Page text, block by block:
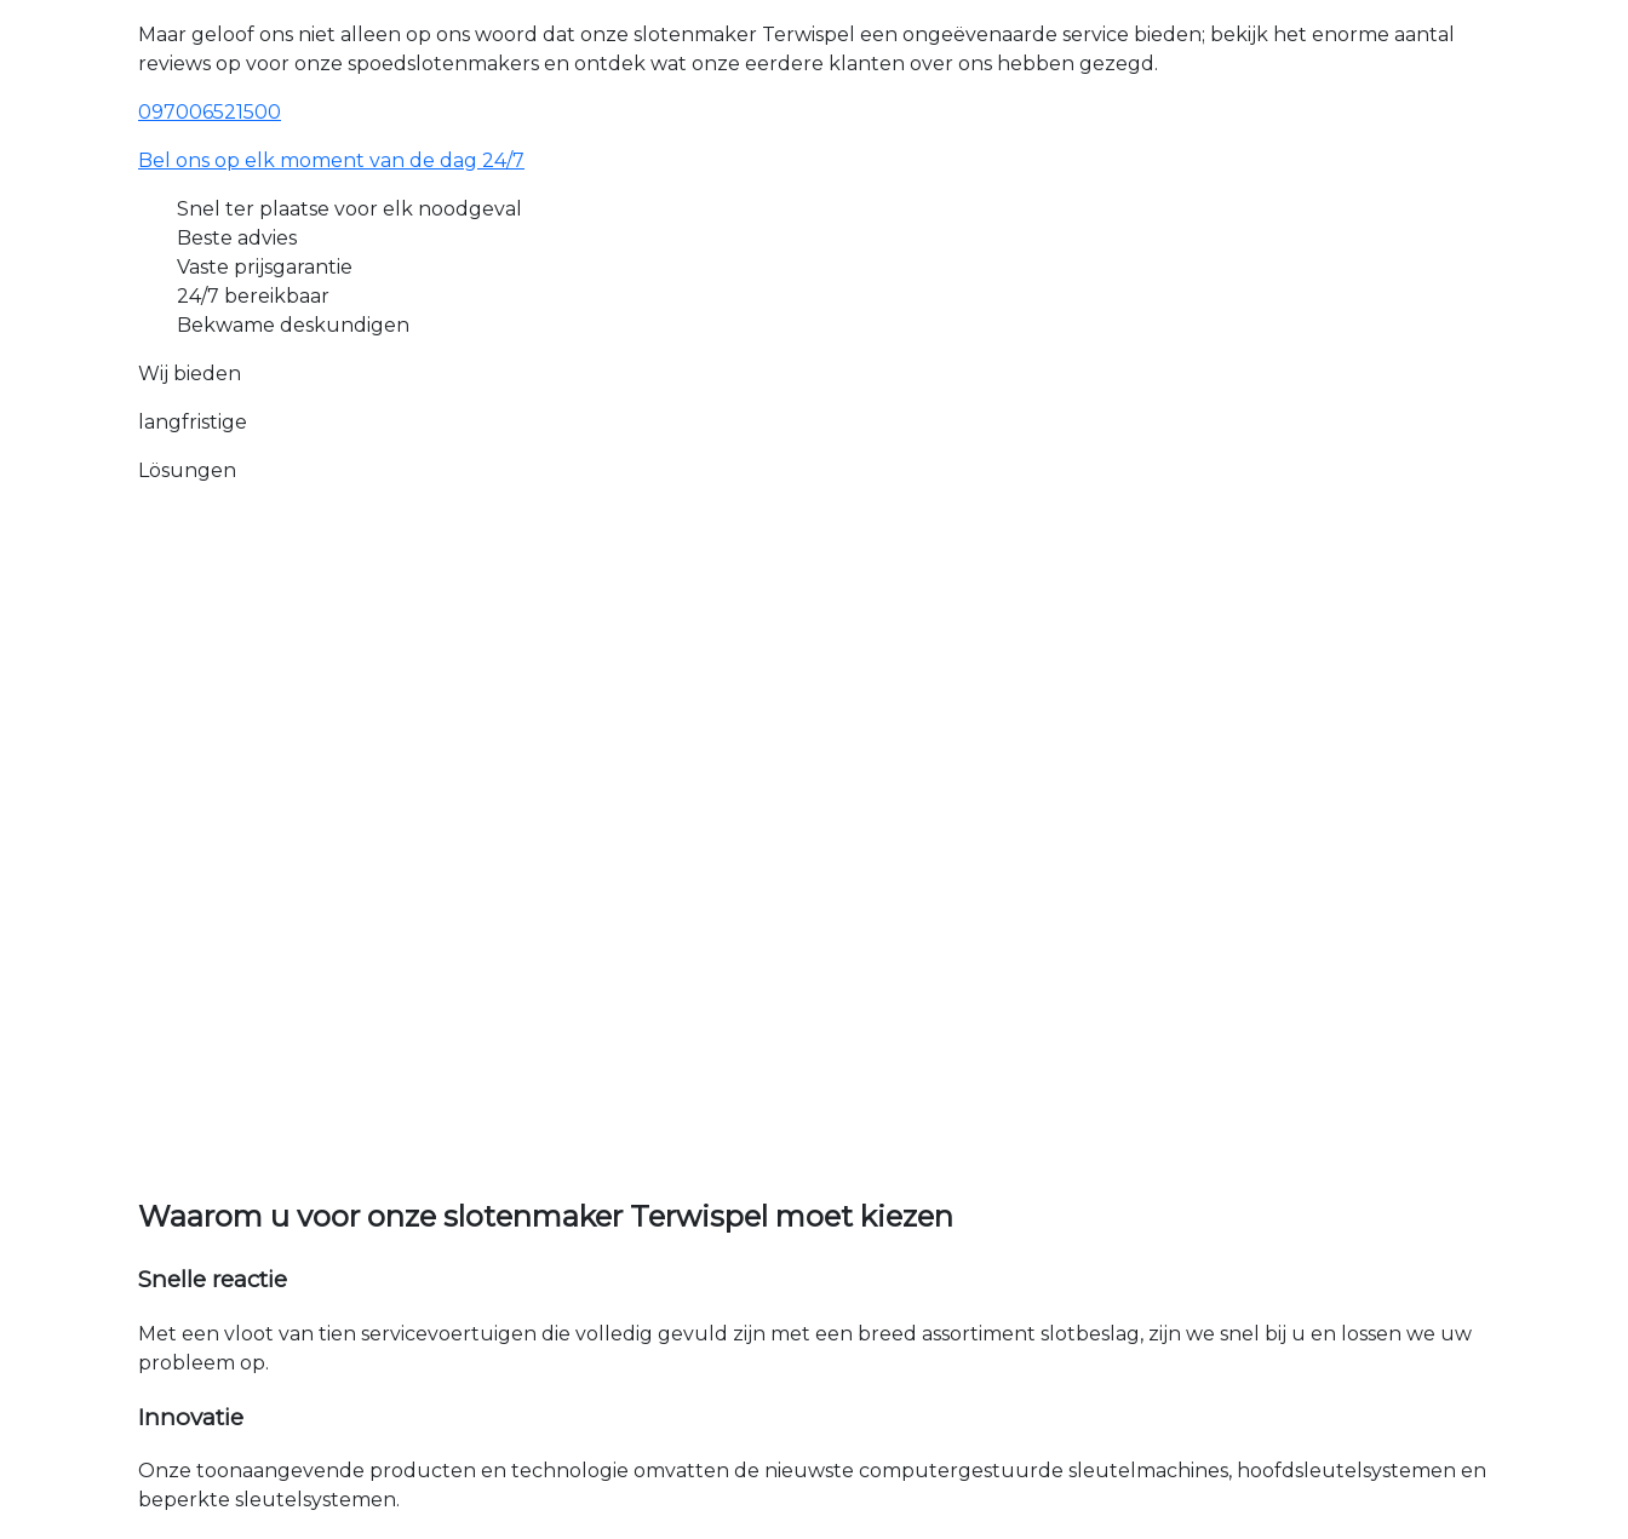
Maar geloof ons niet alleen op ons woord dat onze slotenmaker Terwispel een ongeëvenaarde service bieden; bekijk het enorme aantal
reviews op voor onze spoedslotenmakers en ontdek wat onze eerdere klanten over ons hebben gezegd.
097006521500
Bel ons op elk moment van de dag 24/7
Snel ter plaatse voor elk noodgeval
Beste advies
Vaste prijsgarantie
24/7 bereikbaar
Bekwame deskundigen
Wij bieden
langfristige
Lösungen
Waarom u voor onze slotenmaker Terwispel moet kiezen
Snelle reactie
Met een vloot van tien servicevoertuigen die volledig gevuld zijn met een breed assortiment slotbeslag, zijn we snel bij u en lossen we uw
probleem op.
Innovatie
Onze toonaangevende producten en technologie omvatten de nieuwste computergestuurde sleutelmachines, hoofdsleutelsystemen en
beperkte sleutelsystemen.